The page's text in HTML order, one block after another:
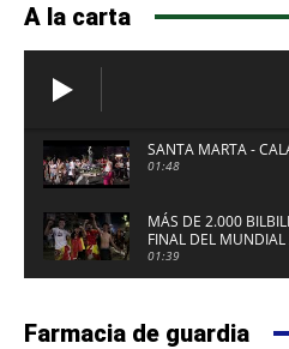
A la carta
SANTA MARTA -
01:48
MÁS DE 2.000
FINAL DEL
FUERTE DE
01:39
Farmacia de guardia